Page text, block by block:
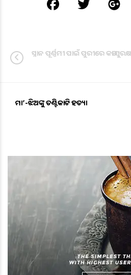
ସ୍ନାନ ପୂର୍ଣ୍ଣମୀ ପାଇଁ ପୁରୀରେ କଡା
ମା’-ଝିଅଙ୍କୁ ତଣ୍ଟିକାଟି ହତ୍ୟା